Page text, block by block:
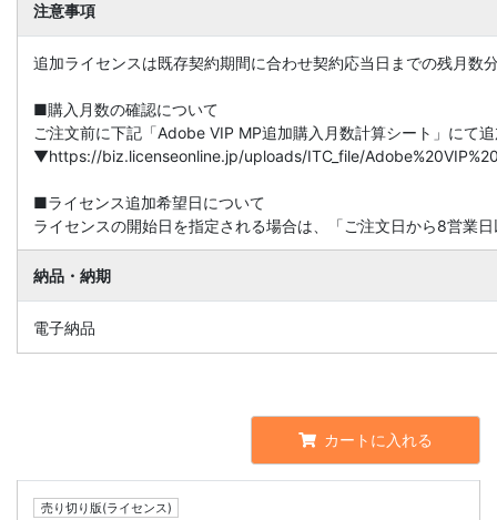
注意事項
追加ライセンスは既存契約期間に合わせ契約応当日までの残月数
■購入月数の確認について
ご注文前に下記「Adobe VIP MP追加購入月数計算シート」にて
▼https://biz.licenseonline.jp/uploads/ITC_file/
■ライセンス追加希望日について
ライセンスの開始日を指定される場合は、「ご注文日から8営業
納品・納期
電子納品
カートに入れる
売り切り版(ライセンス)